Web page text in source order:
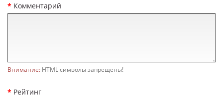
Комментарий
Внимание: HTML символы запрещены!
Рейтинг